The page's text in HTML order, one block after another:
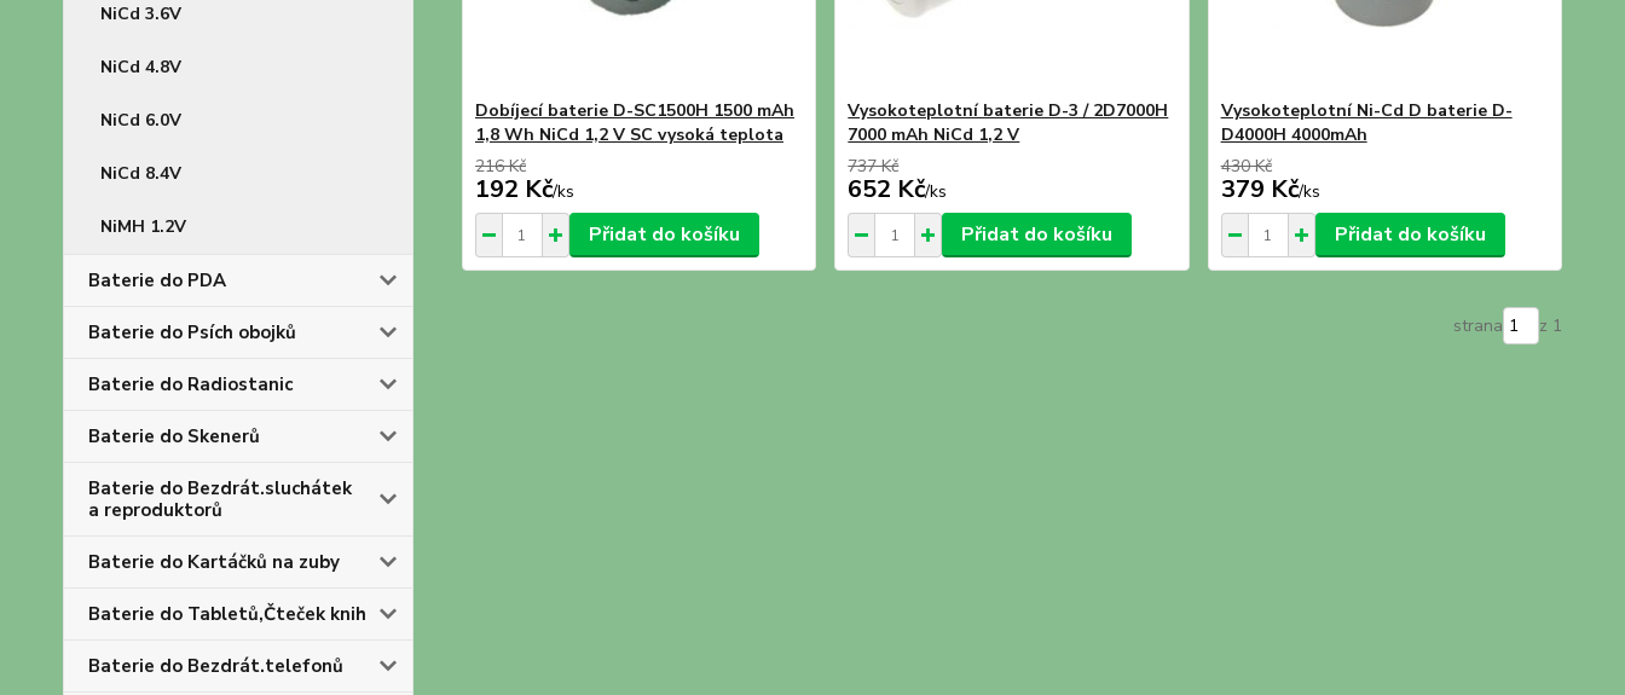
NiCd 3.6V
NiCd 4.8V
NiCd 6.0V
NiCd 8.4V
NiMH 1.2V
Baterie do PDA
Baterie do Psích obojků
Baterie do Radiostanic
Baterie do Skenerů
Baterie do Bezdrát.sluchátek
a reproduktorů
Baterie do Kartáčků na zuby
Baterie do Tabletů,Čteček knih
Baterie do Bezdrát.telefonů
Dobíjecí baterie D-SC1500H 1500 mAh
1,8 Wh NiCd 1,2 V SC vysoká teplota
216 Kč
192 Kč/ks
Přidat do košíku
Vysokoteplotní baterie D-3 / 2D7000H
7000 mAh NiCd 1,2 V
737 Kč
652 Kč/ks
Přidat do košíku
Vysokoteplotní Ni-Cd D baterie D-
D4000H 4000mAh
430 Kč
379 Kč/ks
Přidat do košíku
strana z 1